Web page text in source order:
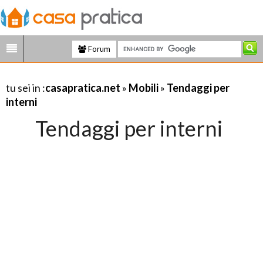
Forum
tu sei in :casapratica.net » Mobili» Tendaggi per
interni
Tendaggi per interni